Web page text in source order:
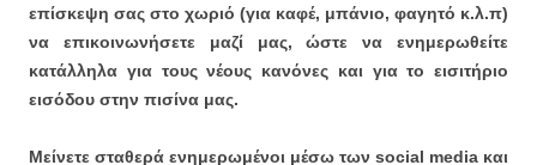
επίσκεψη σας στο χωριό (για καφέ, μπάνιο, φαγητό κ.λ.π)
να επικοινωνήσετε μαζί μας, ώστε να ενημερωθείτε
κατάλληλα για τους νέους κανόνες και για το εισιτήριο
εισόδου στην πισίνα μας.
Μείνετε σταθερά ενημερωμένοι μέσω των social media και